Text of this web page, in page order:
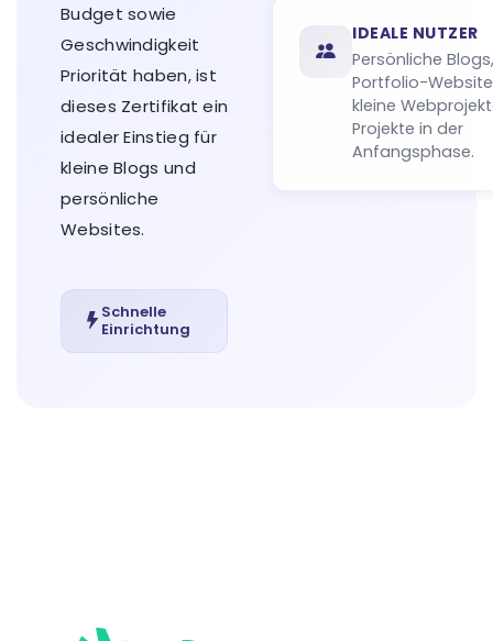
Budget sowie
Geschwindigkeit
Priorität haben, ist
dieses Zertifikat ein
idealer Einstieg für
kleine Blogs und
persönliche
Websites.
Schnelle
Einrichtung
IDEALE NUTZER
Persönliche
Portfolio-
kleine
Projekte in der
Anfangsphase.